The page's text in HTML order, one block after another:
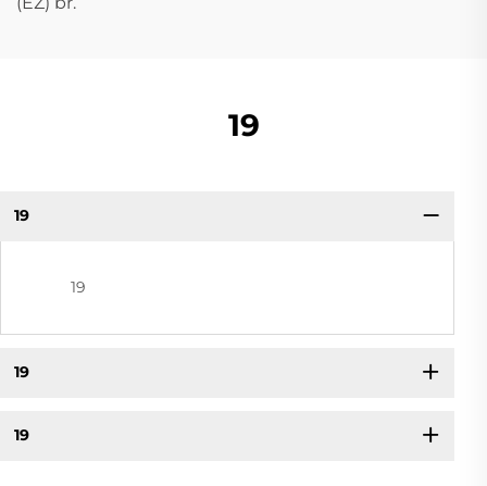
19
19
19
19
19